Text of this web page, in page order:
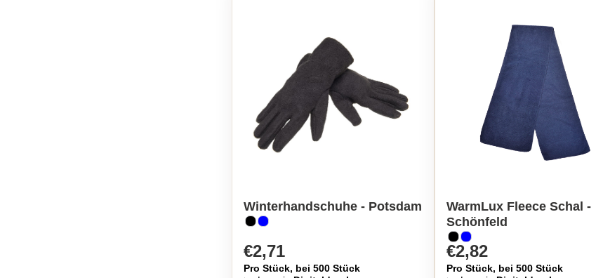
Winterhandschuhe - Potsdam
€2,71
Pro Stück, bei 500 Stück
WarmLux Fleece Schal -
Schönfeld
€2,82
Pro Stück, bei 500 Stück